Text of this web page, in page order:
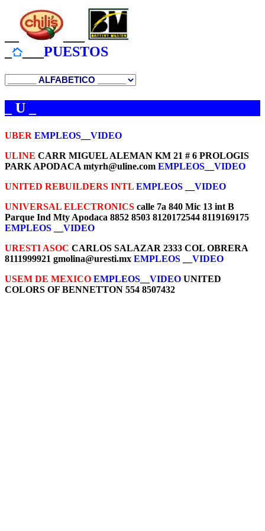
PUESTOS
_ U _
UBER EMPLEOS
VIDEO
ULINE CARR MIGUEL ALEMAN KM 21 # 6 PROLOGIS
PARK APODACA mtyrh@uline.com EMPLEOS
VIDEO
UNITED REBUILDERS INTL EMPLEOS
VIDEO
UNIVERSAL ELECTRONICS calle 7a 840 Mic 13 int B
Parque Ind Mty Apodaca 8852 8503 8120172544 8119169175
EMPLEOS
VIDEO
URESTI ASOC CARLOS SALAZAR 2333 COL OBRERA
8111999921 gmolina@uresti.mx EMPLEOS
VIDEO
USEM DE MEXICO EMPLEOS VIDEO UNITED
COLORS OF BENNETTON 554 8507432